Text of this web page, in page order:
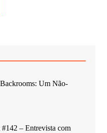
Um Não-
#142 – Entrevista com